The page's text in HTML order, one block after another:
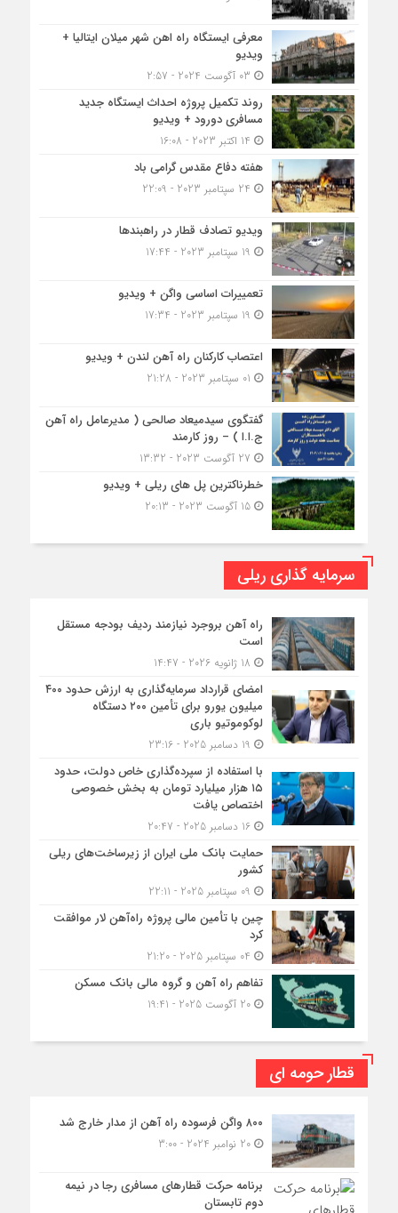
معرفی ایستگاه راه اهن شهر میلان ایتالیا +
ویدیو
روند تکمیل پروژه احداث ایستگاه جدید
مسافری دورود + ویدیو
هفته دفاع مقدس گرامی باد
ویدیو تصادف قطار در راهبندها
تعمییرات اساسی واگن + ویدیو
اعتصاب کارکنان راه آهن لندن + ویدیو
گفتگوی سیدمیعاد صالحی ( مدیرعامل راه آهن
ج.ا.ا ) – روز کارمند
خطرناکترین پل های ریلی + ویدیو
15 آگوست 2023 - 20:13
سرمایه گذاری ریلی
راه آهن بروجرد نیازمند ردیف بودجه مستقل
است
امضای قرارداد سرمایه‌گذاری به ارزش حدود ۴۰۰
میلیون یورو برای تأمین ۲۰۰ دستگاه
لوکوموتیو باری
با استفاده از سپرده‌گذاری خاص دولت، حدود
۱۵ هزار میلیارد تومان به بخش خصوصی
اختصاص یافت
16 دسامبر 2025 - 20:47
حمایت بانک ملی ایران از زیرساخت‌های ریلی
کشور
چین با تأمین مالی پروژه راه‌آهن لار موافقت
کرد
تفاهم راه آهن و گروه مالی بانک مسکن
20 آگوست 2025 - 19:41
قطار حومه ای
۸۰۰ واگن فرسوده راه آهن از مدار خارج شد
20 نوامبر 2024 - 3:00
برنامه حرکت قطارهای مسافری رجا در نیمه
دوم تابستان